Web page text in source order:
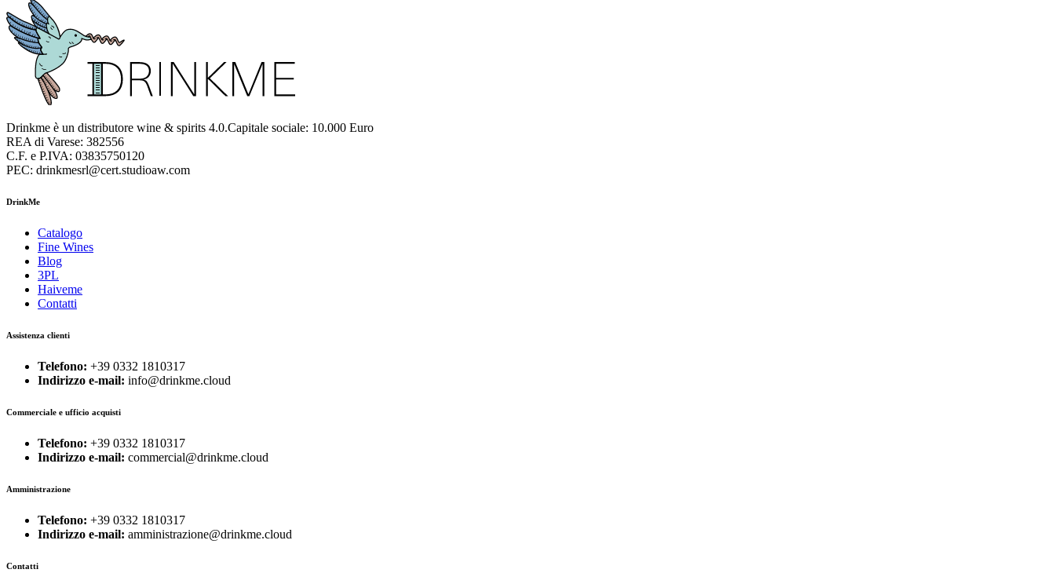
Drinkme è un distributore wine & spirits 4.0.Capitale sociale: 10.000 Euro
REA di Varese: 382556
C.F. e P.IVA: 03835750120
PEC: drinkmesrl@cert.studioaw.com
DrinkMe
Catalogo
Fine Wines
Blog
3PL
Haiveme
Contatti
Assistenza clienti
Telefono: +39 0332 1810317
Indirizzo e-mail: info@drinkme.cloud
Commerciale e ufficio acquisti
Telefono: +39 0332 1810317
Indirizzo e-mail: commercial@drinkme.cloud
Amministrazione
Telefono: +39 0332 1810317
Indirizzo e-mail: amministrazione@drinkme.cloud
Contatti